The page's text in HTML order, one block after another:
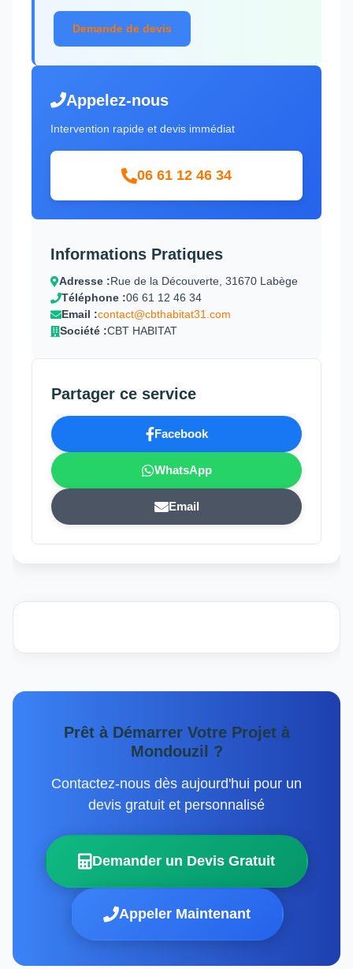
Demande de devis
Appelez-nous
Intervention rapide et devis immédiat
06 61 12 46 34
Informations Pratiques
Adresse :Rue de la Découverte, 31670 Labège
Téléphone :06 61 12 46 34
Email :contact@cbthabitat31.com
Société :CBT HABITAT
Partager ce service
Facebook
WhatsApp
Email
Prêt à Démarrer Votre Projet à
Mondouzil ?
Contactez-nous dès aujourd'hui pour un
devis gratuit et personnalisé
Demander un Devis Gratuit
Appeler Maintenant